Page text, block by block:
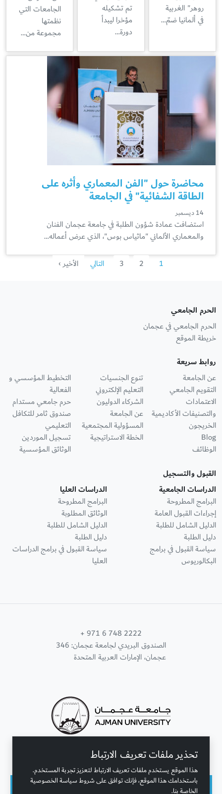
روهر" الغربية
في ألمانيا ضمّ…
تم تشكيله
مؤخرا ليبدأ
دورة…
الجامعات التي
نظمتها
مجموعة من…
محاضرة حول "الفن المعماري وأثره على
الطاقة الشفائية" في الجامعة
14 ديسمبر
استضافت عمادة شؤون الطلبة في جامعة عجمان الفنان
والمعماري الألماني "ماثياس بوس"، الذي عرض أعماله…
1
2
3 التالي الأخير ›
تحذير ملفات تعريف الارتباط
هذا الموقع يستخدم ملفات تعريف الارتباط لتعزيز تجربة المستخدم.
باستخدامك هذا الموقع، فإنك توافق على شروط سياسة الخصوصية
الخاصة بنا.
الحرم الجامعي
الحرم الجامعي في عجمان
خريطة الموقع
روابط سريعة
عن الجامعة
التقويم الجامعي
الاعتمادات
والتصنيفات الأكاديمية
الخريجون
Blog
الوظائف
تنوع الجنسيات
التعليم الإلكتروني
الشركاء الدوليون
عن الجامعة
المسؤولية المجتمعية
الخطة الاستراتيجية
التخطيط المؤسسي و
الفعالية
حرم جامعي مستدام
صندوق ثامر للتكافل
التعليمي
تسجيل الموردين
الوثائق المؤسسية
القبول والتسجيل
الدراسات الجامعية
البرامج المطروحة
إجراءات القبول العامة
الدليل الشامل للطلبة
دليل الطلبة
سياسة القبول في برامج
البكالوريوس
الدراسات العليا
البرامج المطروحة
الوثائق المطلوبة
الدليل الشامل للطلبة
دليل الطلبة
سياسة القبول في برامج الدراسات
العليا
+ 971 6 748 2222
الصندوق البريدي لجامعة عجمان: 346
عجمان، الإمارات العربية المتحدة
تواصل معنا